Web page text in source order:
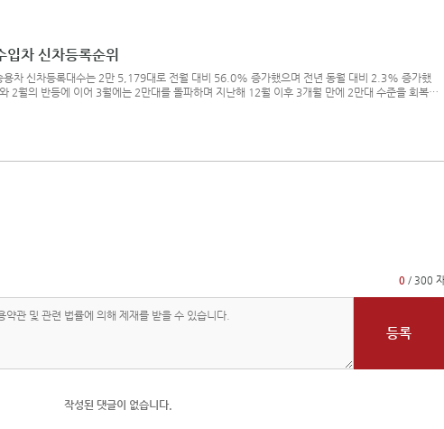
스를 비롯한 여러 차종의 물량을 해소하면서 전체적으로 2만대 수준은 유지될 수 있었다.* 카차
이미지 클릭4월의 수입차 1위 차종은 오랜만에 왕좌에 오른 벤츠 E클래스다. 지난해 10월 이후 6
차 신차등록순위
차 신차등록대수는 2만 5,179대로 전월 대비 56.0% 증가했으며 전년 동월 대비 2.3% 증가했
2월의 반등에 이어 3월에는 2만대를 돌파하며 지난해 12월 이후 3개월 만에 2만대 수준을 회복했
인은 올해의 전기차 보조금 지급이 본격화되면서 테슬라 모델 Y의 물량이 대거 등록됐기 때문이며,
랜드가 전월보다 좋은 성적을 거둔 덕분에 시장이 활기를 띠었다.* 카차트 그래프 확인하기 > 이미
0 / 300 자
등록
작성된 댓글이 없습니다.